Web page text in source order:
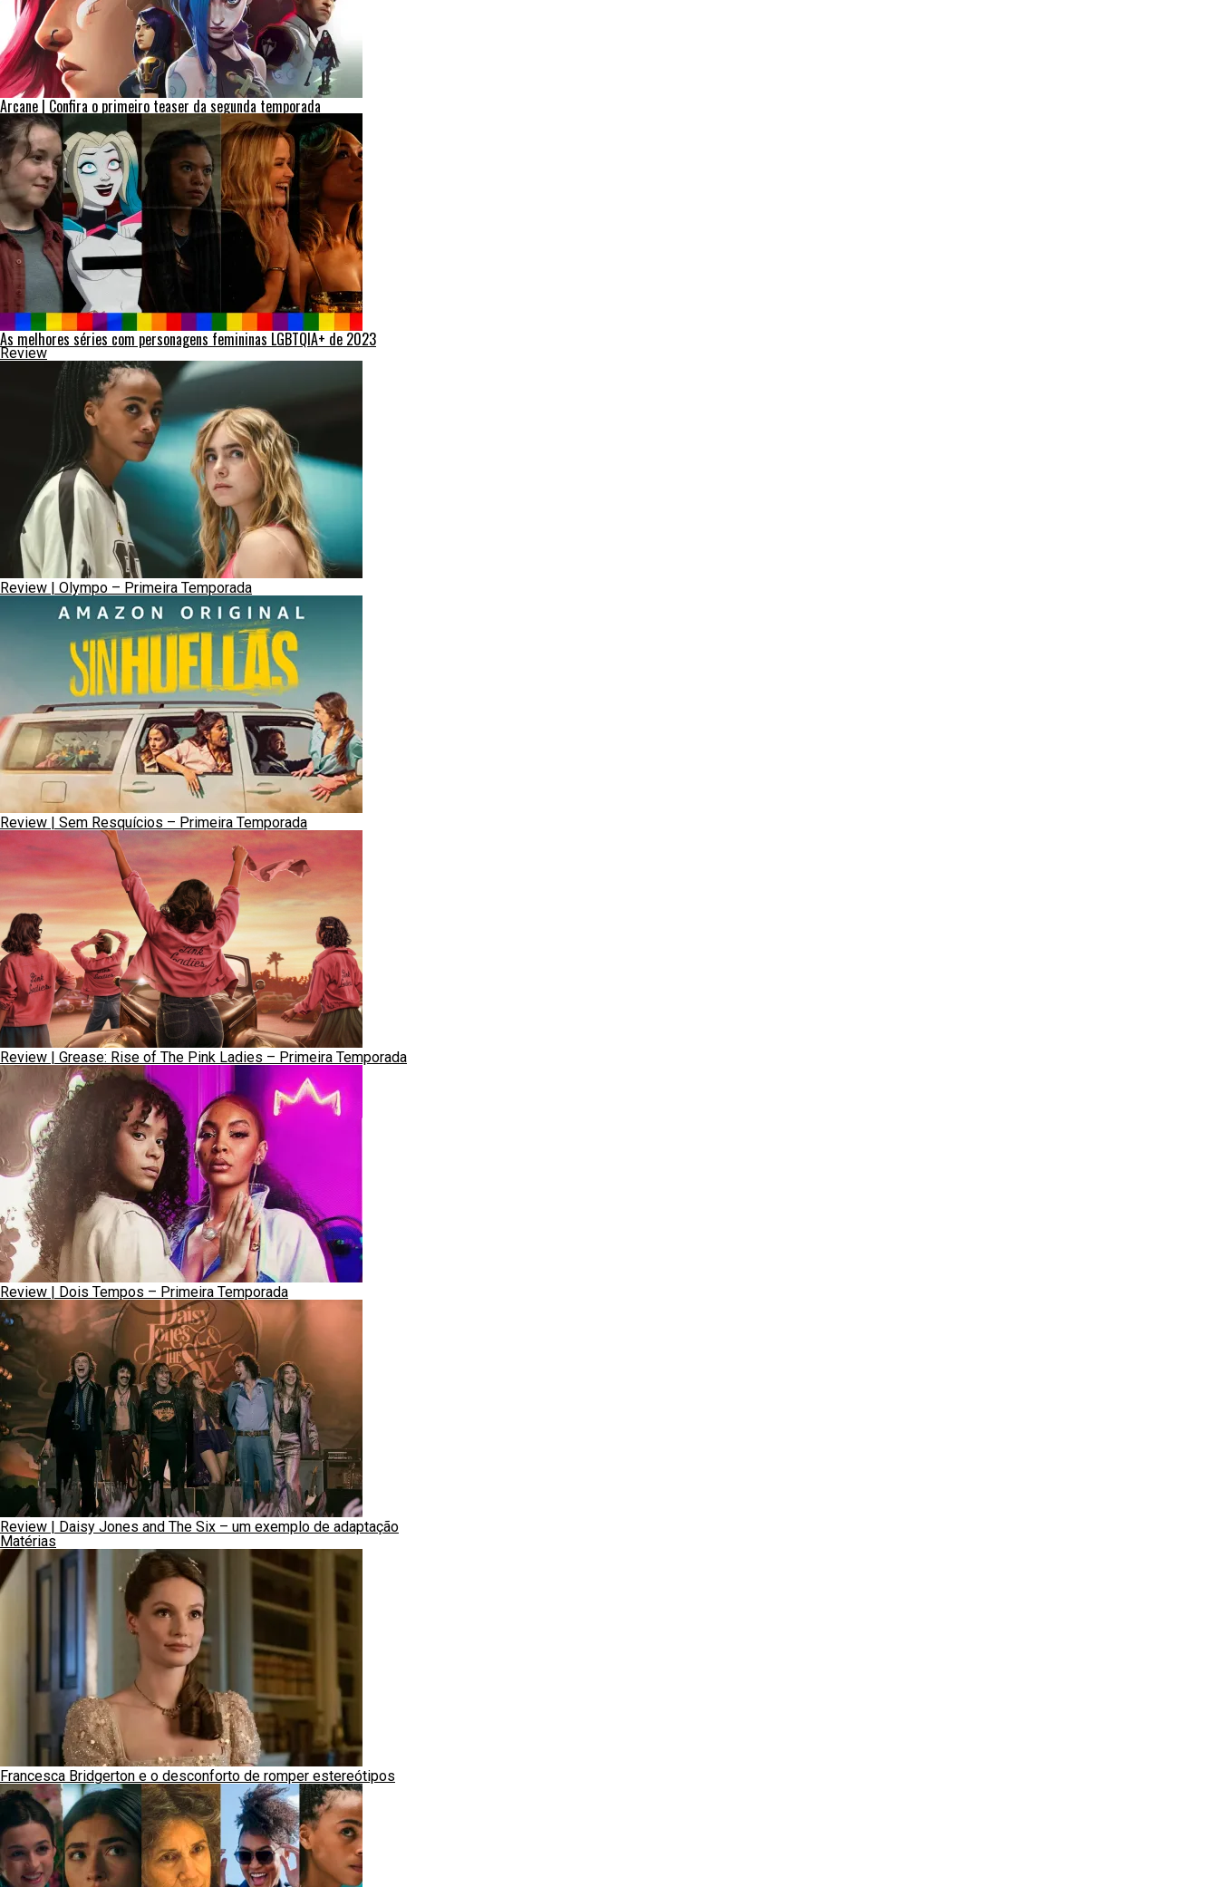
Arcane | Confira o primeiro teaser da segunda temporada
As melhores séries com personagens femininas LGBTQIA+ de 2023
Review
Review | Olympo – Primeira Temporada
Review | Sem Resquícios – Primeira Temporada
Review | Grease: Rise of The Pink Ladies – Primeira Temporada
Review | Dois Tempos – Primeira Temporada
Review | Daisy Jones and The Six – um exemplo de adaptação
Matérias
Francesca Bridgerton e o desconforto de romper estereótipos